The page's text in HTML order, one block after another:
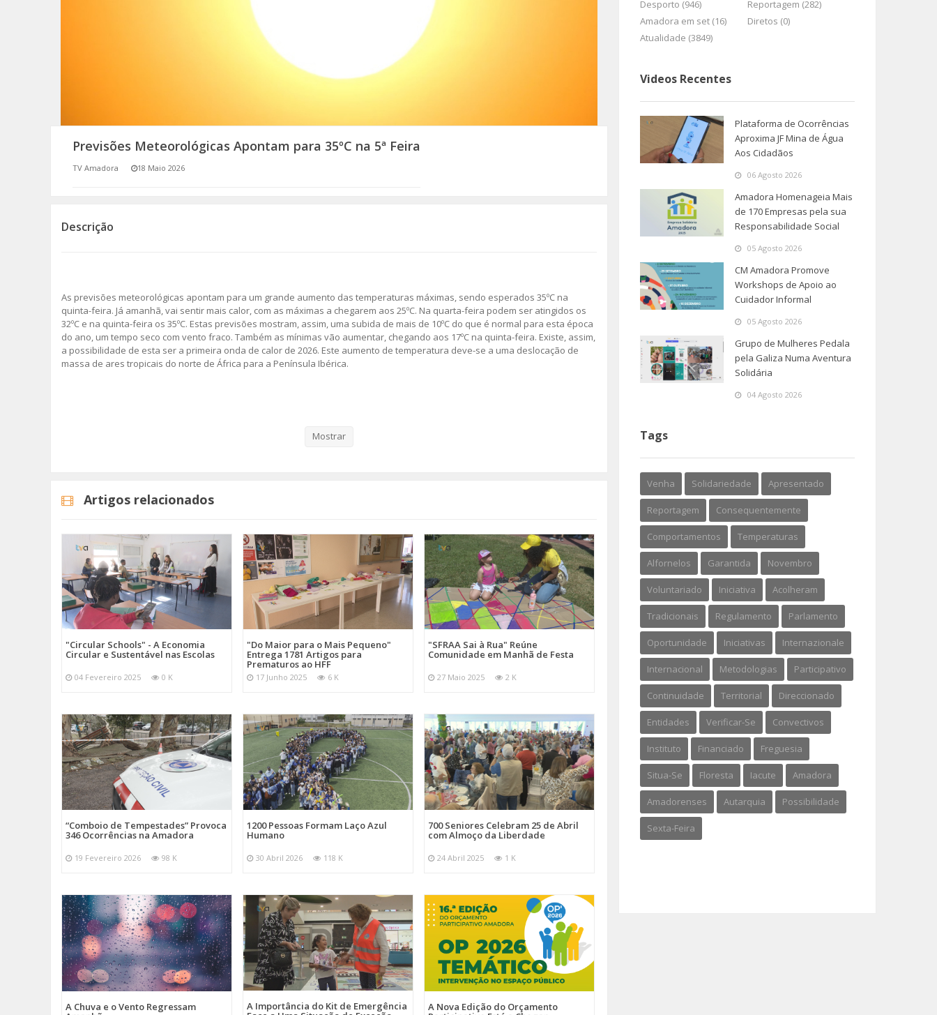
(RE) PENSAMENTOS
Previsões Meteorológicas Apontam para 35ºC na 5ª Feira
TV Amadora 18 Maio 2026
Descrição
As previsões meteorológicas apontam para um grande aumento das temperaturas máximas, sendo esperados 35ºC na
quinta-feira. Já amanhã, vai sentir mais calor, com as máximas a chegarem aos 25ºC. Na quarta-feira podem ser atingidos os
32ºC e na quinta-feira os 35ºC. Estas previsões mostram, assim, uma subida de mais de 10ºC do que é normal para esta época
do ano, um tempo seco com vento fraco. Também as mínimas vão aumentar, chegando aos 17ºC na quinta-feira. Existe, assim,
a possibilidade de esta ser a primeira onda de calor de 2026. Este aumento de temperatura deve-se a uma deslocação de
massa de ares tropicais do norte de África para a Península Ibérica.
Mostrar
Artigos relacionados
"Circular Schools" - A Economia
Circular e Sustentável nas Escolas
04 Fevereiro 2025 0 K
"Do Maior para o Mais Pequeno"
Entrega 1781 Artigos para
Prematuros ao HFF
17 Junho 2025 6 K
"SFRAA Sai à Rua" Reúne
Comunidade em Manhã de Festa
27 Maio 2025 2 K
“Comboio de Tempestades” Provoca
346 Ocorrências na Amadora
19 Fevereiro 2026 98 K
1200 Pessoas Formam Laço Azul
Humano
30 Abril 2026 118 K
700 Seniores Celebram 25 de Abril
com Almoço da Liberdade
24 Abril 2025 1 K
A Chuva e o Vento Regressam A Importância do Kit de Emergência A Nova Edição do Orçamento
Desporto (946)
Reportagem (282)
Amadora em set (16)
Diretos (0)
Atualidade (3849)
Videos Recentes
Plataforma de Ocorrências
Aproxima JF Mina de Água
Aos Cidadãos
06 Agosto 2026
Amadora Homenageia Mais
de 170 Empresas pela sua
Responsabilidade Social
05 Agosto 2026
CM Amadora Promove
Workshops de Apoio ao
Cuidador Informal
05 Agosto 2026
Grupo de Mulheres Pedala
pela Galiza Numa Aventura
Solidária
04 Agosto 2026
Tags
Venha Solidariedade Apresentado
Reportagem Consequentemente
Comportamentos Temperaturas
Alfornelos Garantida Novembro
Voluntariado Iniciativa Acolheram
Tradicionais Regulamento Parlamento
Oportunidade Iniciativas Internazionale
Internacional Metodologias Participativo
Continuidade Territorial Direccionado
Entidades Verificar-Se Convectivos
Instituto Financiado Freguesia
Situa-Se Floresta Iacute Amadora
Amadorenses Autarquia Possibilidade
Sexta-Feira